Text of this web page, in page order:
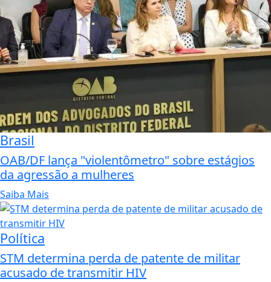
Brasil
OAB/DF lança "violentômetro" sobre estágios
da agressão a mulheres
Saiba Mais
Política
STM determina perda de patente de militar
acusado de transmitir HIV